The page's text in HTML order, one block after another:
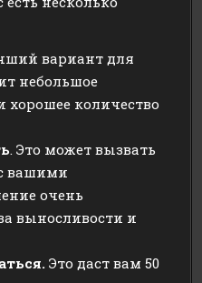
вариант для
небольшое
хорошее количество
. Это может вызвать
вашими
очень
выносливости и
Это даст вам 50